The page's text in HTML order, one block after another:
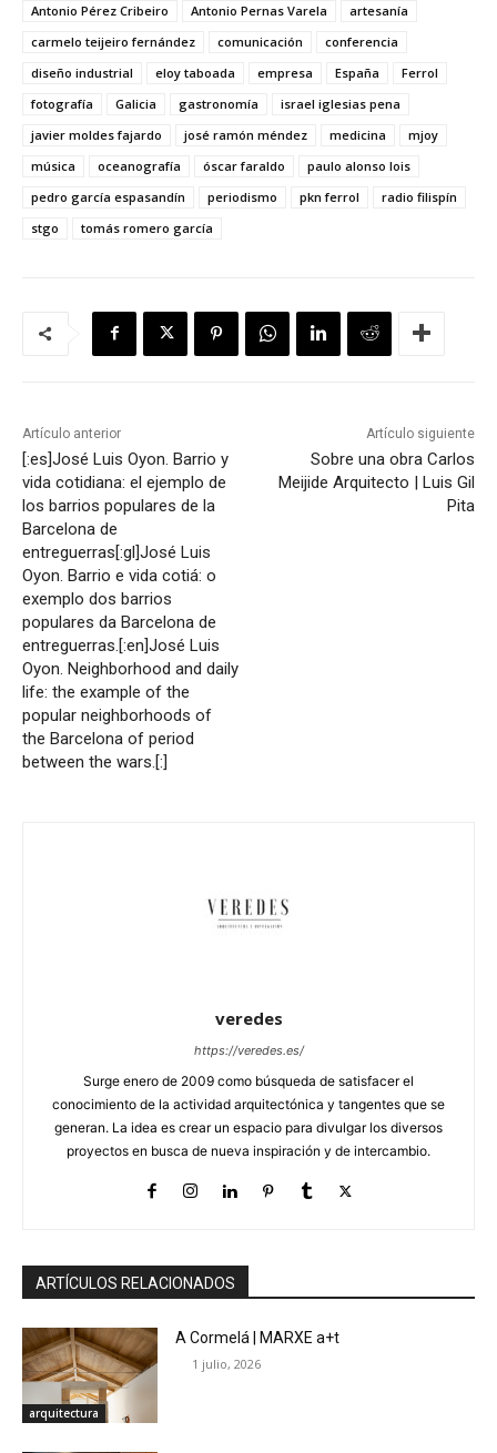
Antonio Pérez Cribeiro
Antonio Pernas Varela
artesanía
carmelo teijeiro fernández
comunicación
conferencia
diseño industrial
eloy taboada empresa España
Ferrol
fotografía
Galicia gastronomía
israel iglesias pena
javier moldes fajardo
josé ramón méndez medicina
mjoy
música
oceanografía óscar faraldo
paulo alonso lois
pedro garcía espasandín
periodismo pkn ferrol
radio filispín
stgo
tomás romero garcía
Artículo anterior
[:es]José Luis Oyon. Barrio y
vida cotidiana: el ejemplo de
los barrios populares de la
Barcelona de
entreguerras[:gl]José Luis
Oyon. Barrio e vida cotiá: o
exemplo dos barrios
populares da Barcelona de
entreguerras.[:en]José Luis
Oyon. Neighborhood and daily
life: the example of the
popular neighborhoods of
the Barcelona of period
between the wars.[:]
Artículo siguiente
Sobre una obra Carlos
Meijide Arquitecto | Luis Gil
Pita
veredes
https://veredes.es/
Surge enero de 2009 como búsqueda de satisfacer el
conocimiento de la actividad arquitectónica y tangentes que se
generan. La idea es crear un espacio para divulgar los diversos
proyectos en busca de nueva inspiración y de intercambio.
ARTÍCULOS RELACIONADOS
arquitectura
A Cormelá | MARXE a+t
1 julio, 2026